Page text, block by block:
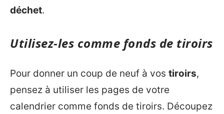
déchet.
Utilisez-les comme fonds de tiroirs
Pour donner un coup de neuf à vos tiroirs,
pensez à utiliser les pages de votre
calendrier comme fonds de tiroirs. Découpez